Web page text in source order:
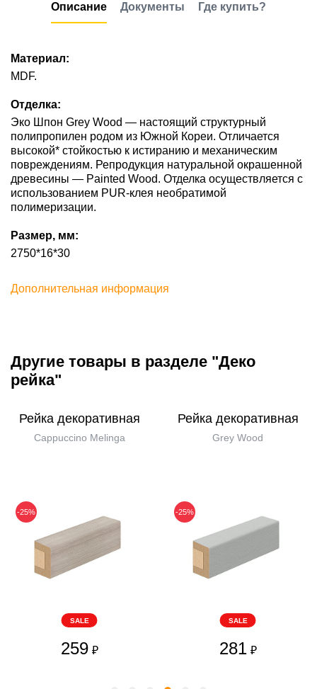
Описание Документы Где купить?
Материал:
MDF.
Отделка:
Эко Шпон Grey Wood — настоящий структурный
полипропилен родом из Южной Кореи. Отличается
высокой* стойкостью к истиранию и механическим
повреждениям. Репродукция натуральной окрашенной
древесины — Painted Wood. Отделка осуществляется с
использованием PUR-клея необратимой
полимеризации.
Размер, мм:
2750*16*30
Дополнительная информация
Другие товары в разделе "Деко
рейка"
Рейка декоративная
Cappuccino Melinga
-25%
SALE
259 ₽
Рейка декоративная
Grey Wood
-25%
SALE
281 ₽